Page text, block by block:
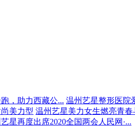
，助力西藏公... 温州艺星整形医院
美力型 温州艺星美力女生燃亮青春
星再度出席2020全国两会人民网·...